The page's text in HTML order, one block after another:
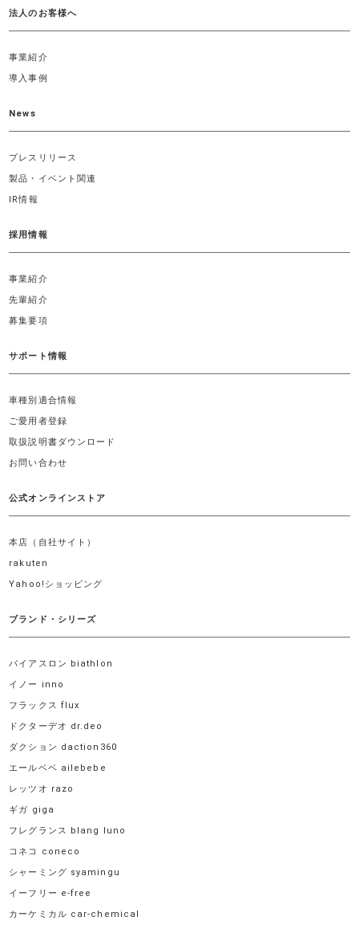
法人のお客様へ
事業紹介
導入事例
News
プレスリリース
製品・イベント関連
IR情報
採用情報
事業紹介
先輩紹介
募集要項
サポート情報
車種別適合情報
ご愛用者登録
取扱説明書ダウンロード
お問い合わせ
公式オンラインストア
本店（自社サイト）
rakuten
Yahoo!ショッピング
ブランド・シリーズ
バイアスロン biathlon
イノー inno
フラックス flux
ドクターデオ dr.deo
ダクション daction360
エールベベ ailebebe
レッツオ razo
ギガ giga
フレグランス blang luno
コネコ coneco
シャーミング syamingu
イーフリー e-free
カーケミカル car-chemical